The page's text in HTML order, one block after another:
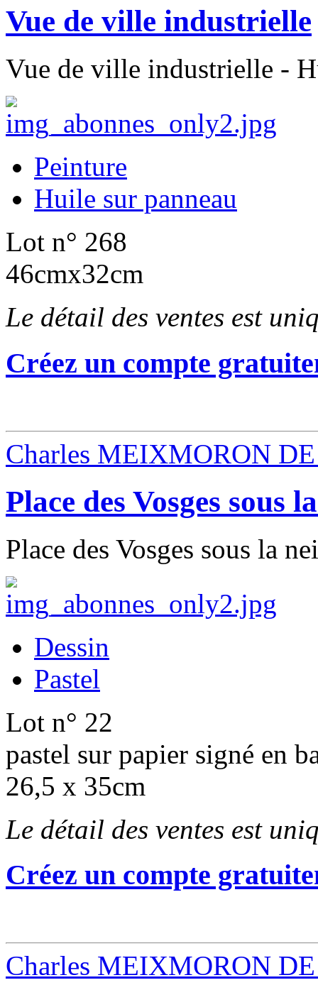
Vue de ville industrielle
Vue de ville industrielle -
Peinture
Huile sur panneau
Lot n° 268
46cmx32cm
Le détail des ventes est
Créez un compte
Charles MEIXMORON
Place des Vosges sous
Place des Vosges sous la
Dessin
Pastel
Lot n° 22
pastel sur papier signé en
26,5 x 35cm
Le détail des ventes est
Créez un compte
Charles MEIXMORON